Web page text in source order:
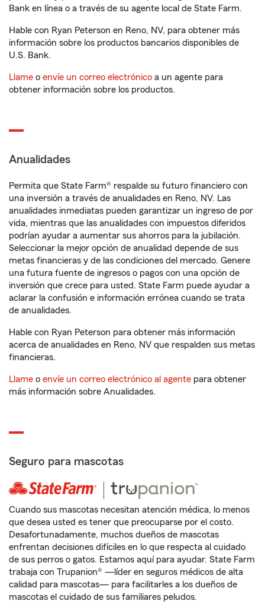
Bank en línea o a través de su agente local de State Farm.
Hable con Ryan Peterson en Reno, NV, para obtener más
información sobre los productos bancarios disponibles de
U.S. Bank.
Llame o envíe un correo electrónico a un agente para
obtener información sobre los productos.
Anualidades
Permita que State Farm® respalde su futuro financiero con
una inversión a través de anualidades en Reno, NV. Las
anualidades inmediatas pueden garantizar un ingreso de por
vida, mientras que las anualidades con impuestos diferidos
podrían ayudar a aumentar sus ahorros para la jubilación.
Seleccionar la mejor opción de anualidad depende de sus
metas financieras y de las condiciones del mercado. Genere
una futura fuente de ingresos o pagos con una opción de
inversión que crece para usted. State Farm puede ayudar a
aclarar la confusión e información errónea cuando se trata
de anualidades.
Hable con Ryan Peterson para obtener más información
acerca de anualidades en Reno, NV que respalden sus metas
financieras.
Llame o envíe un correo electrónico al agente para obtener
más información sobre Anualidades.
Seguro para mascotas
Cuando sus mascotas necesitan atención médica, lo menos
que desea usted es tener que preocuparse por el costo.
Desafortunadamente, muchos dueños de mascotas
enfrentan decisiones difíciles en lo que respecta al cuidado
de sus perros o gatos. Estamos aquí para ayudar. State Farm
trabaja con Trupanion® —líder en seguros médicos de alta
calidad para mascotas— para facilitarles a los dueños de
mascotas el cuidado de sus familiares peludos.